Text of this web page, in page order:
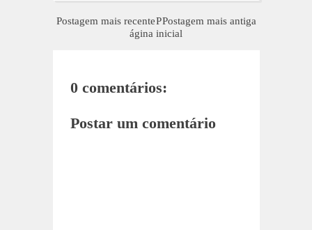
Postagem mais recente Postagem mais antiga
P
ágina inicial
0 comentários:
Postar um comentário